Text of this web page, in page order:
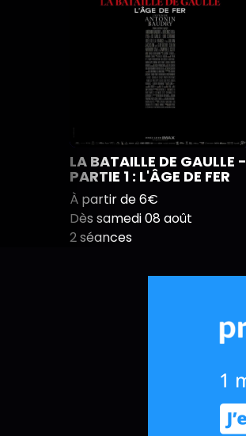
LA BATAILLE DE GAULLE -
PARTIE 1 : L'ÂGE DE FER
À partir de 6€
Dès samedi 08 août
2 séances